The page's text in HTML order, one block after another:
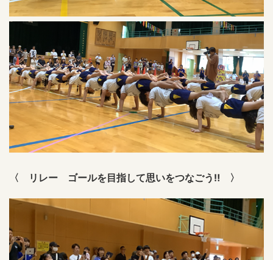
〈 リレー ゴールを目指して思いをつなごう‼ 〉